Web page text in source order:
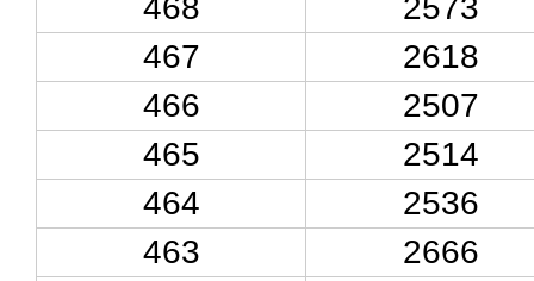
468
2573
467
2618
466
2507
465
2514
464
2536
463
2666